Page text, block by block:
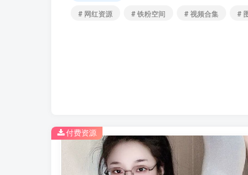
# 网红资源
# 铁粉空间 # 视频合集 #
付费资源